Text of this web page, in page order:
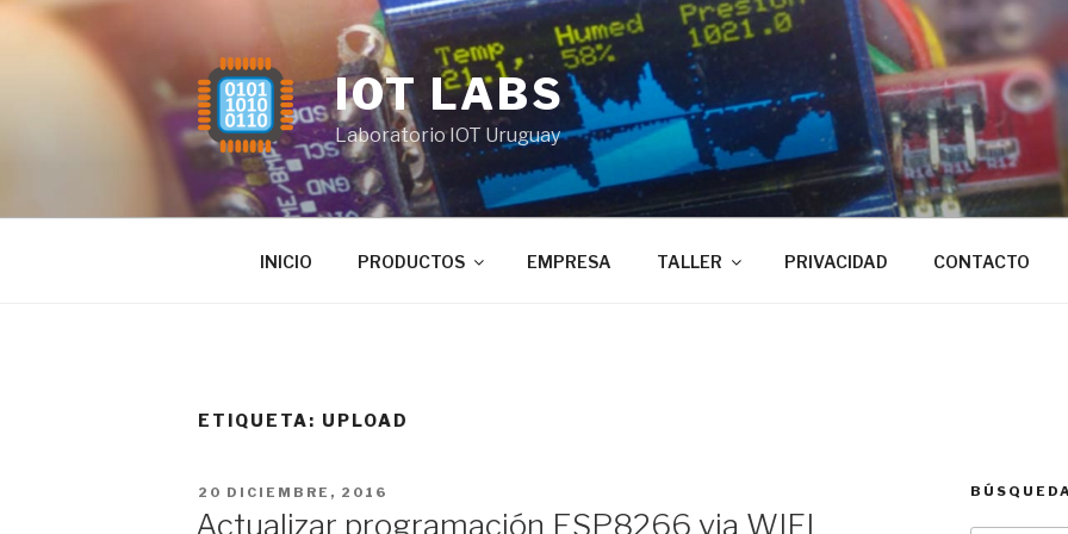
Saltar
IOT LABS
Laboratorio IOT Uruguay
INICIO PRODUCTOS EMPRESA TALLER PRIVACIDAD CONTACTO
ETIQUETA: UPLOAD
PUBLICADO
20 DICIEMBRE, 2016
Actualizar programación ESP8266 via WIFI